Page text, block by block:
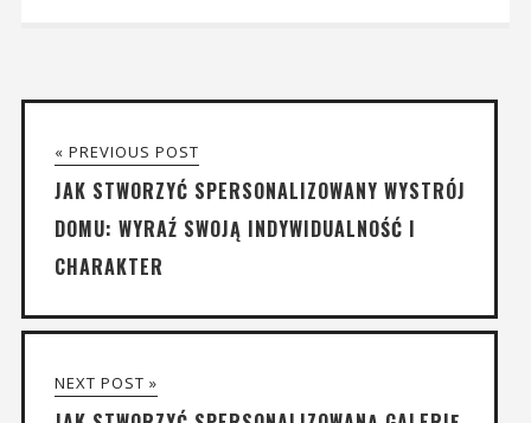
« PREVIOUS POST
JAK STWORZYĆ SPERSONALIZOWANY WYSTRÓJ
DOMU: WYRAŹ SWOJĄ INDYWIDUALNOŚĆ I
CHARAKTER
NEXT POST »